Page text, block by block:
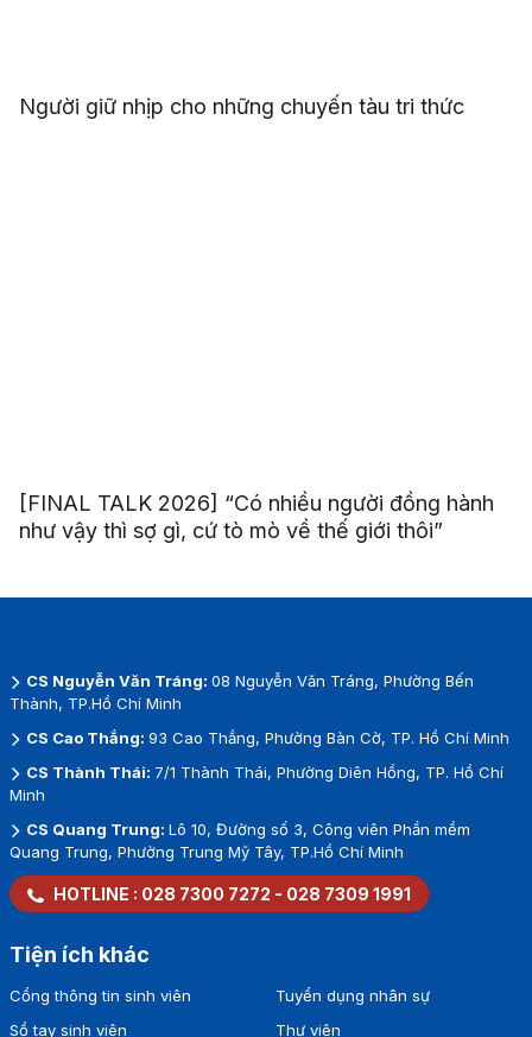
Người giữ nhịp cho những chuyến tàu tri thức
[FINAL TALK 2026] “Có nhiều người đồng hành
như vậy thì sợ gì, cứ tò mò về thế giới thôi”
CS Nguyễn Văn Tráng: 08 Nguyễn Văn Tráng, Phường Bến
Thành, TP.Hồ Chí Minh
CS Cao Thắng: 93 Cao Thắng, Phường Bàn Cờ, TP. Hồ Chí Minh
CS Thành Thái: 7/1 Thành Thái, Phường Diên Hồng, TP. Hồ Chí
Minh
CS Quang Trung: Lô 10, Đường số 3, Công viên Phần mềm
Quang Trung, Phường Trung Mỹ Tây, TP.Hồ Chí Minh
HOTLINE : 028 7300 7272 - 028 7309 1991
Tiện ích khác
Cổng thông tin sinh viên
Sổ tay sinh viên
Tuyển dụng nhân sự
Thư viện